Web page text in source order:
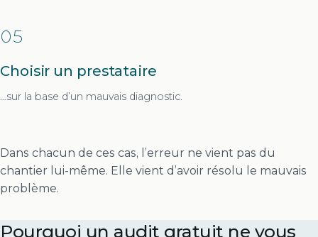
05
Choisir un prestataire
…sur la base d’un mauvais diagnostic.
Dans chacun de ces cas, l’erreur ne vient pas du
chantier lui-même. Elle vient d’avoir résolu le mauvais
problème.
Pourquoi un audit gratuit ne vous